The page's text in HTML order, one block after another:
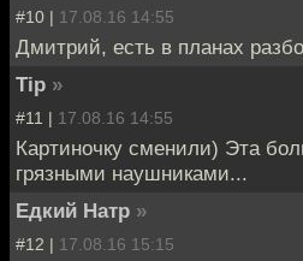
#10 | 17.08.16 14:55
Дмитрий, есть в планах
Tip »
#11 | 17.08.16 14:55
Картиночку сменили) Эта
грязными наушниками...
Едкий Натр »
#12 | 17.08.16 15:15